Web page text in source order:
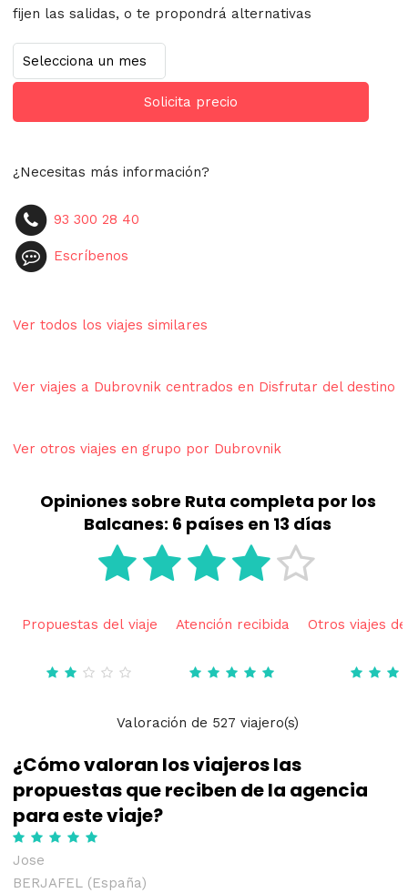
fijen las salidas, o te propondrá alternativas
Solicita precio
¿Necesitas más información?
93 300 28 40
Escríbenos
Ver todos los viajes similares
Ver viajes a Dubrovnik centrados en Disfrutar del destino
Ver otros viajes en grupo por Dubrovnik
Opiniones sobre Ruta completa por los
Balcanes: 6 países en 13 días
Propuestas del viaje Atención recibida Otros viajes
Valoración de 527 viajero(s)
¿Cómo valoran los viajeros las
propuestas que reciben de la agencia
para este viaje?
Jose
BERJAFEL (España)